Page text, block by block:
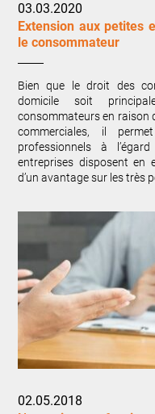
03.03.2020
Extension aux petites
le consommateur
Bien que le droit des
domicile soit
consommateurs en raison
commerciales, il
professionnels à
entreprises disposent en
d’un avantage sur les très
02.05.2018